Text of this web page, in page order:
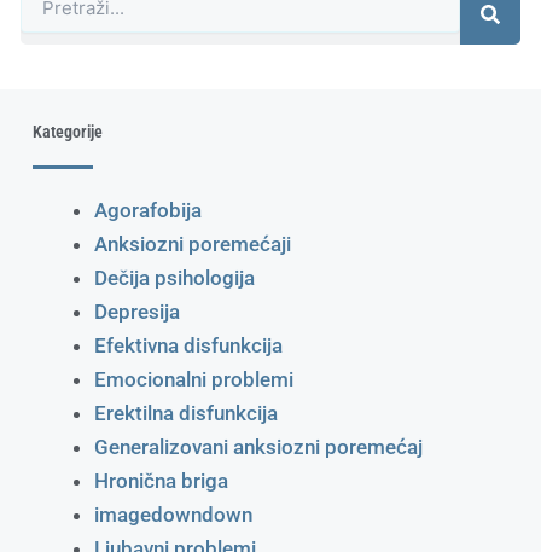
Kategorije
Agorafobija
Anksiozni poremećaji
Dečija psihologija
Depresija
Efektivna disfunkcija
Emocionalni problemi
Erektilna disfunkcija
Generalizovani anksiozni poremećaj
Hronična briga
imagedowndown